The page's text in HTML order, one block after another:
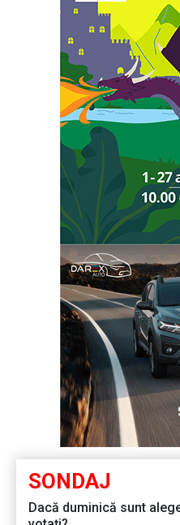
SONDAJ
Dacă duminică sunt